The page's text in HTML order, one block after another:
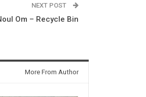
NEXT POST
Om – Recycle Bin
More From Author